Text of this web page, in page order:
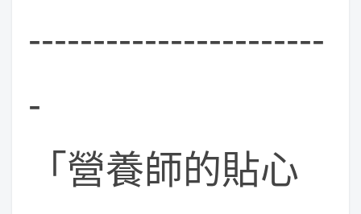
-----------------------
-
「營養師的貼心